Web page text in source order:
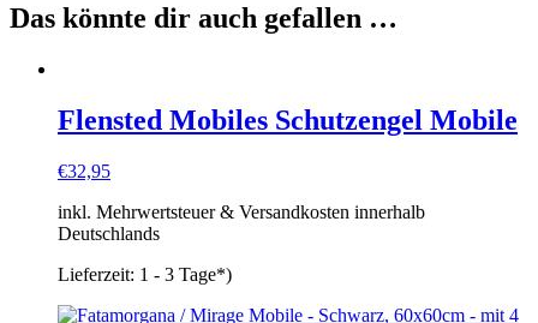
Das könnte dir auch gefallen …
Flensted Mobiles Schutzengel Mobile
€32,95
inkl. Mehrwertsteuer & Versandkosten innerhalb
Deutschlands
Lieferzeit: 1 - 3 Tage*)